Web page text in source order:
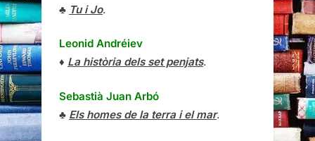
♣ Tu i Jo.
Leonid Andréiev
♦ La història dels set penjats.
Sebastià Juan Arbó
♣ Els homes de la terra i el mar.